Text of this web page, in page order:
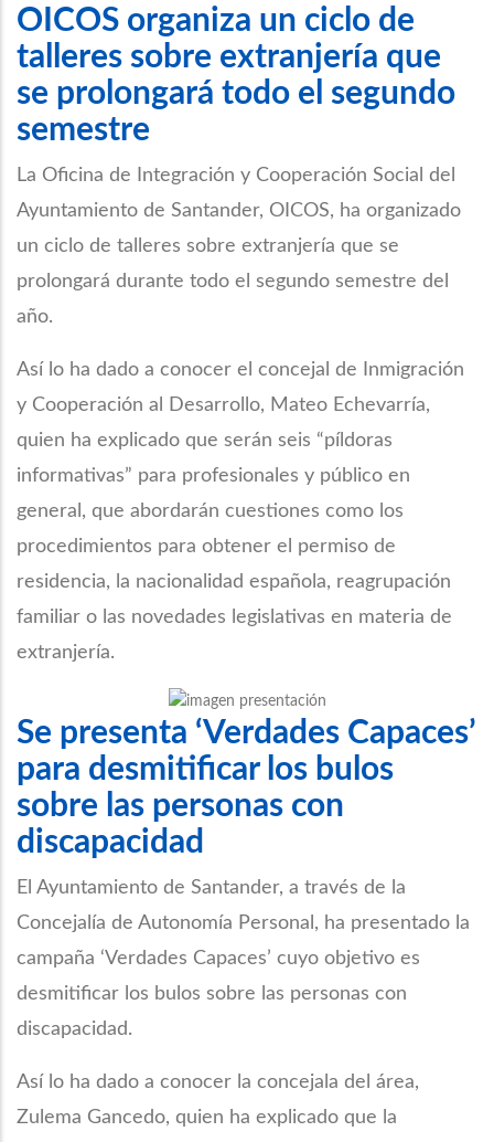
OICOS organiza un ciclo de
talleres sobre extranjería que
se prolongará todo el segundo
semestre
La Oficina de Integración y Cooperación Social del
Ayuntamiento de Santander, OICOS, ha organizado
un ciclo de talleres sobre extranjería que se
prolongará durante todo el segundo semestre del
año.
Así lo ha dado a conocer el concejal de Inmigración
y Cooperación al Desarrollo, Mateo Echevarría,
quien ha explicado que serán seis “píldoras
informativas” para profesionales y público en
general, que abordarán cuestiones como los
procedimientos para obtener el permiso de
residencia, la nacionalidad española, reagrupación
familiar o las novedades legislativas en materia de
extranjería.
Se presenta ‘Verdades Capaces’
para desmitificar los bulos
sobre las personas con
discapacidad
El Ayuntamiento de Santander, a través de la
Concejalía de Autonomía Personal, ha presentado la
campaña ‘Verdades Capaces’ cuyo objetivo es
desmitificar los bulos sobre las personas con
discapacidad.
Así lo ha dado a conocer la concejala del área,
Zulema Gancedo, quien ha explicado que la